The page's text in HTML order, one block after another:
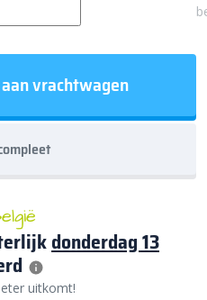
vrachtwagen
donderdag 13
uitkomt!